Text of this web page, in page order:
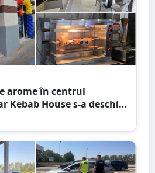
arome în centrul
Kebab House s-a deschis
lei, azi și mâine